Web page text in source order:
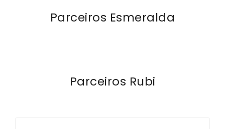
Parceiros Esmeralda
Parceiros Rubi